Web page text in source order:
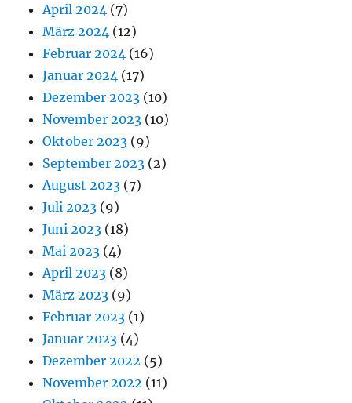
April 2024 (7)
März 2024 (12)
Februar 2024 (16)
Januar 2024 (17)
Dezember 2023 (10)
November 2023 (10)
Oktober 2023 (9)
September 2023 (2)
August 2023 (7)
Juli 2023 (9)
Juni 2023 (18)
Mai 2023 (4)
April 2023 (8)
März 2023 (9)
Februar 2023 (1)
Januar 2023 (4)
Dezember 2022 (5)
November 2022 (11)